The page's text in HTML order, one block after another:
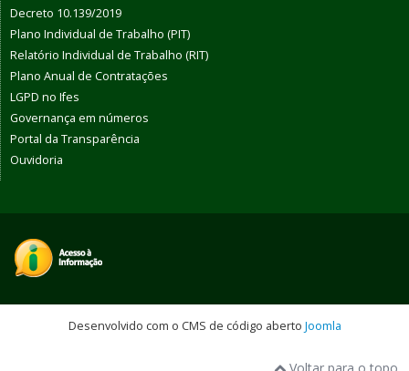
Decreto 10.139/2019
Plano Individual de Trabalho (PIT)
Relatório Individual de Trabalho (RIT)
Plano Anual de Contratações
LGPD no Ifes
Governança em números
Portal da Transparência
Ouvidoria
Desenvolvido com o CMS de código aberto Joomla
Voltar para o topo